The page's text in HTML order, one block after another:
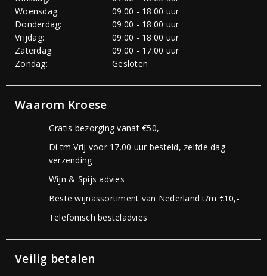
Woensdag:
09:00 - 18:00 uur
Donderdag:
09:00 - 18:00 uur
Vrijdag:
09:00 - 18:00 uur
Zaterdag:
09:00 - 17:00 uur
Zondag:
Gesloten
Waarom Kroese
Gratis bezorging vanaf €50,-
Di tm Vrij voor 17.00 uur besteld, zelfde dag
verzending
Wijn & Spijs advies
Beste wijnassortiment van Nederland t/m €10,-
Telefonisch besteladvies
Veilig betalen